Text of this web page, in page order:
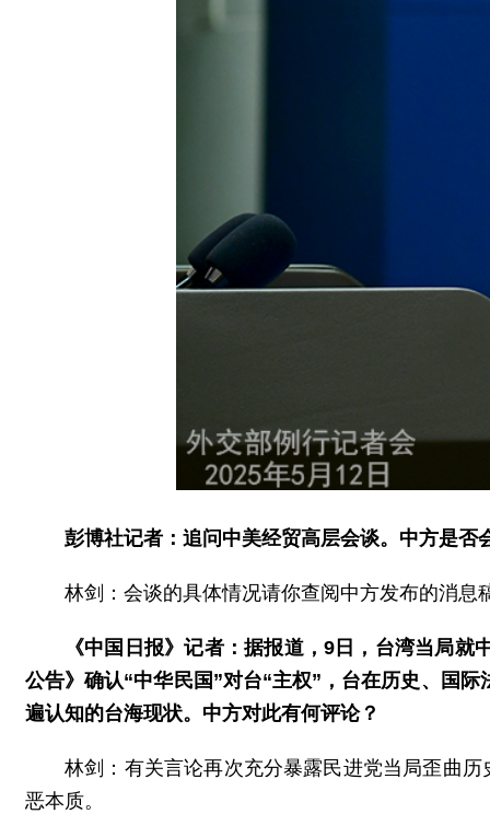
彭博社记者：追问中美经贸高层会谈。中方是
林剑：会谈的具体情况请你查阅中方发布的消息
《中国日报》记者：据报道，9日，台湾当局
公告》确认“中华民国”对台“主权”，台在历史、国
遍认知的台海现状。中方对此有何评论？
林剑：有关言论再次充分暴露民进党当局歪曲
恶本质。